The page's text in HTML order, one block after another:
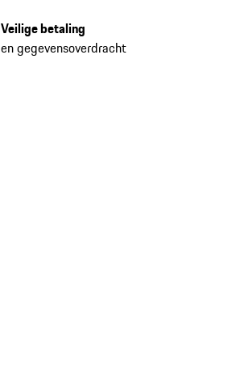
Veilige betaling
en gegevensoverdracht